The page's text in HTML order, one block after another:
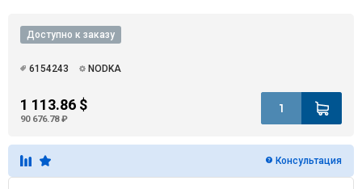
Доступно к заказу
6154243 NODKA
1 113.86 $
90 676.78 ₽
Консультация